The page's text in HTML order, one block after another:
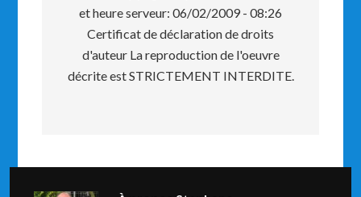
et heure serveur: 06/02/2009 - 08:26
Certificat de déclaration de droits
d'auteur La reproduction de l'oeuvre
décrite est STRICTEMENT INTERDITE.